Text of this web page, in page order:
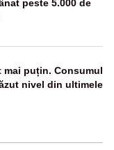
peste 5.000 de
mai puțin. Consumul
nivel din ultimele